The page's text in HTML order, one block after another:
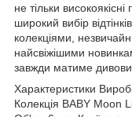
не тільки
широкий вибір
колекціями,
найсвіжішими
завжди матиме
Характеристики
Колекція BABY Moon